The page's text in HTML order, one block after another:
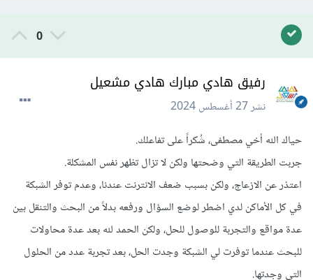
0
رفيق هادي مبارك هادي مشعيل
نشر27 أغسطس 2024
حياك الله أخي مصطفى، شُكراً على تفاعلك.
جربت الطريقة التي وضحتها ولكن لا تزال تظهر نفس المشكلة.
اعتذر عن الازعاج، ولكن بسبب ضعف الانترنت عندنا، وعدم توفر الشبكة
في كل الأماكن لدي اضطر لوضع السؤال ورفعه بدلاً من البحث والتنقل بين
عدة مواقع والتجربة للوصول للحل، ولكن الحمد لله بعد عدة محاولات
للبحث عندما توفرت لي الشبكة وجدت الحل، بعد تجربة عدد من الحلول
التي وجدتها.